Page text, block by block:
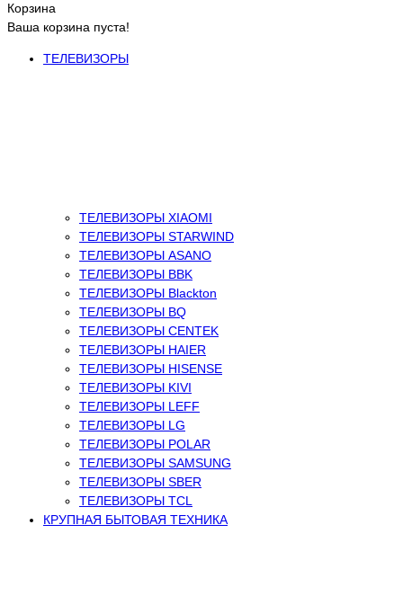
Корзина
Ваша корзина пуста!
ТЕЛЕВИЗОРЫ
ТЕЛЕВИЗОРЫ XIAOMI
ТЕЛЕВИЗОРЫ STARWIND
ТЕЛЕВИЗОРЫ ASANO
ТЕЛЕВИЗОРЫ BBK
ТЕЛЕВИЗОРЫ Blackton
ТЕЛЕВИЗОРЫ BQ
ТЕЛЕВИЗОРЫ CENTEK
ТЕЛЕВИЗОРЫ HAIER
ТЕЛЕВИЗОРЫ HISENSE
ТЕЛЕВИЗОРЫ KIVI
ТЕЛЕВИЗОРЫ LEFF
ТЕЛЕВИЗОРЫ LG
ТЕЛЕВИЗОРЫ POLAR
ТЕЛЕВИЗОРЫ SAMSUNG
ТЕЛЕВИЗОРЫ SBER
ТЕЛЕВИЗОРЫ TCL
КРУПНАЯ БЫТОВАЯ ТЕХНИКА